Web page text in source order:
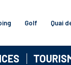
Golf Quai